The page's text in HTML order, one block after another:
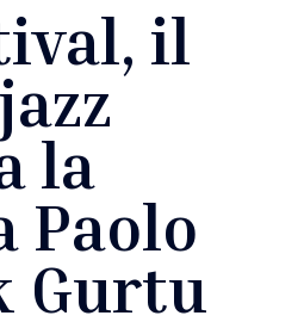
il
la
Paolo
Gurtu